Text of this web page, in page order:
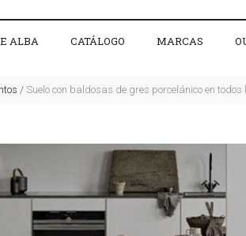
ALBA CATÁLOGO MARCAS
/ Suelo con baldosas de gres porcelánico en